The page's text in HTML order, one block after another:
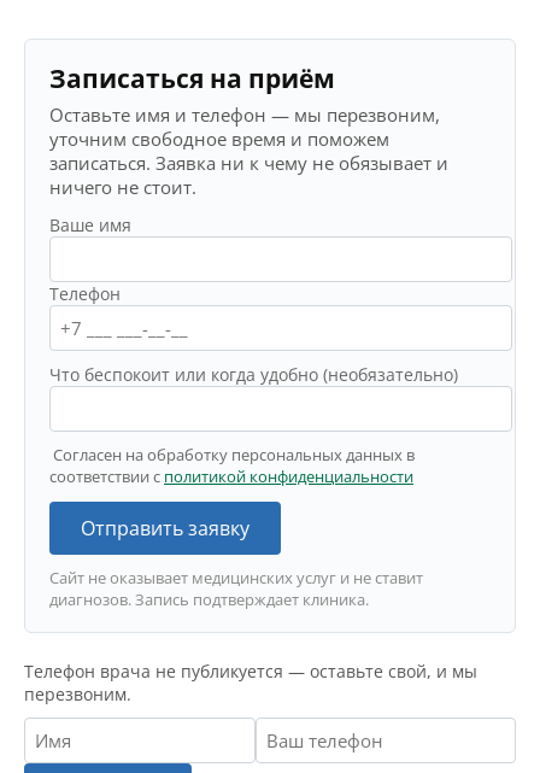
Записаться на приём
Оставьте имя и телефон — мы перезвоним,
уточним свободное время и поможем
записаться. Заявка ни к чему не обязывает и
ничего не стоит.
Ваше имя
Телефон
Что беспокоит или когда удобно (необязательно)
Согласен на обработку персональных данных в
соответствии с политикой конфиденциальности
Отправить заявку
Сайт не оказывает медицинских услуг и не ставит
диагнозов. Запись подтверждает клиника.
Телефон врача не публикуется — оставьте свой, и мы
перезвоним.